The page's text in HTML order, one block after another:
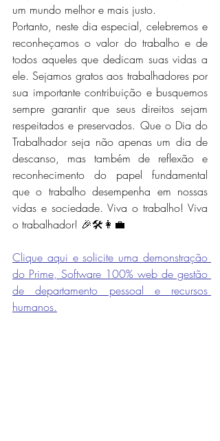
um mundo melhor e mais justo.
Portanto, neste dia especial, celebremos e
reconheçamos o valor do trabalho e de
todos aqueles que dedicam suas vidas a
ele. Sejamos gratos aos trabalhadores por
sua importante contribuição e busquemos
sempre garantir que seus direitos sejam
respeitados e preservados. Que o Dia do
Trabalhador seja não apenas um dia de
descanso, mas também de reflexão e
reconhecimento do papel fundamental
que o trabalho desempenha em nossas
vidas e sociedade. Viva o trabalho! Viva
o trabalhador! 🎉🛠️👩‍💼
Clique aqui e solicite uma demonstração
do Prime, Software 100% web de gestão
de departamento pessoal e recursos
humanos.